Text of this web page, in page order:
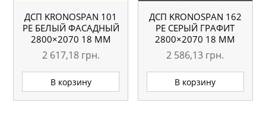
ДСП KRONOSPAN 101
РЕ БЕЛЫЙ ФАСАДНЫЙ
2800×2070 18 ММ
2 617,18 грн.
В корзину
ДСП KRONOSPAN 162
РЕ СЕРЫЙ ГРАФИТ
2800×2070 18 ММ
2 586,13 грн.
В корзину